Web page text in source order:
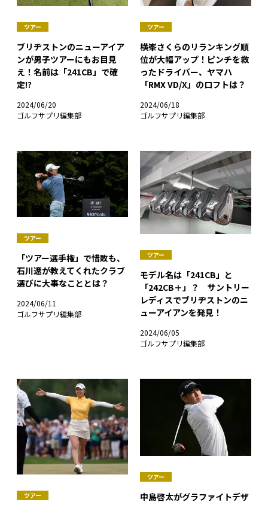
ツアー
ブリヂストンのニューアイア
ンが男子ツアーにもお目見
え！名前は「241CB」で確
定!?
2024/06/20
ゴルフサプリ編集部
ツアー
横峯さくらのリランキング順
位が大幅アップ！ピンチを救
ったドライバー、ヤマハ
「RMX VD/X」のロフトは？
2024/06/18
ゴルフサプリ編集部
ツアー
「ツアー選手権」で惜敗も、
石川遼が教えてくれたクラブ
選びに大事なこととは？
2024/06/11
ゴルフサプリ編集部
ツアー
モデル名は「241CB」と
「242CB＋」？ サントリー
レディスでブリヂストンのニ
ューアイアンを発見！
2024/06/05
ゴルフサプリ編集部
ツアー
ツアー
中島啓太がグラファイトデザ